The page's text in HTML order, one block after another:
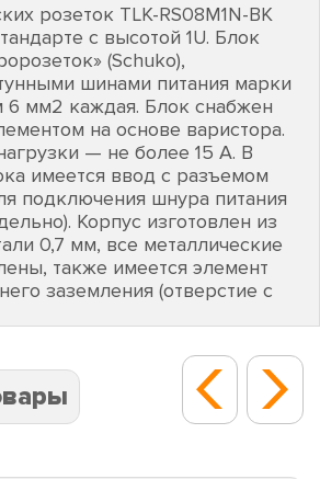
розеток TLK-RS08M1N-BK
с высотой 1U. Блок
(Schuko),
шинами питания марки
6 мм2 каждая. Блок снабжен
на основе варистора.
— не более 15 А. В
имеется ввод с разъемом
подключения шнура питания
Корпус изготовлен из
0,7 мм, все металлические
также имеется элемент
заземления (отверстие с